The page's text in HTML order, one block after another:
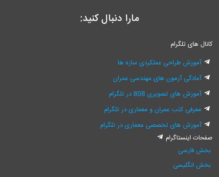
مارا دنبال کنید:
کانال های تلگرام
آموزش طراحی عملکردی سازه ها
آمادگی آزمون های مهندسی عمران
آموزش های تصویری 808 در تلگرام
معرفی کتب عمران و معماری در تلگرام
آموزش های تخصصی معماری در تلگرام
صفحات اینستاگرام
بخش فارسی
بخش انگلیسی